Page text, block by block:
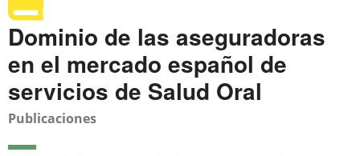
Dominio de las aseguradoras
en el mercado español de
servicios de Salud Oral
Publicaciones